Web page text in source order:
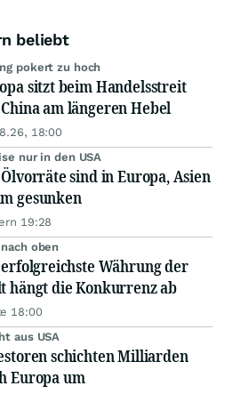
beliebt
pokert zu hoch
sitzt beim Handelsstreit
am längeren Hebel
18:00
nur in den USA
sind in Europa, Asien
gesunken
19:28
oben
Währung der
hängt die Konkurrenz ab
18:00
aus USA
schichten Milliarden
Europa um